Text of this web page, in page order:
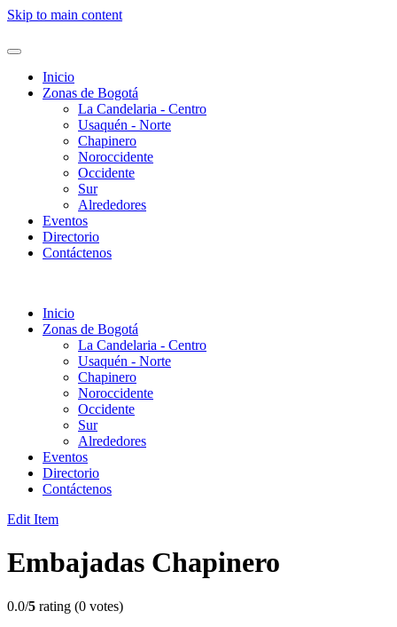
Skip to main content
Inicio
Zonas de Bogotá
La Candelaria - Centro
Usaquén - Norte
Chapinero
Noroccidente
Occidente
Sur
Alrededores
Eventos
Directorio
Contáctenos
Inicio
Zonas de Bogotá
La Candelaria - Centro
Usaquén - Norte
Chapinero
Noroccidente
Occidente
Sur
Alrededores
Eventos
Directorio
Contáctenos
Edit Item
Embajadas Chapinero
0.0/5 rating (0 votes)